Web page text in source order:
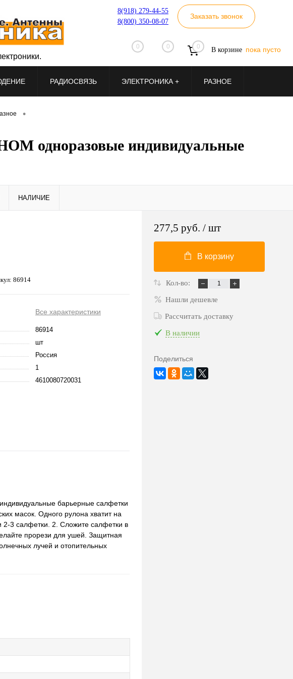
8(918) 279-44-55
8(800) 350-08-07
Заказать звонок
0 0 0 В корзине пока пусто
РАДИОСВЯЗЬ ЭЛЕКТРОНИКА + РАЗНОЕ
•
одноразовые индивидуальные
НАЛИЧИЕ
86914
Все характеристики
86914
шт
Россия
1
4610080720031
барьерные салфетки
масок. Одного рулона хватит на
2-3 салфетки. 2. Сложите салфетки в
прорези для ушей. Защитная
лучей и отопительных
277,5 руб. / шт
В корзину
Кол-во:
Нашли дешевле
Рассчитать доставку
В наличии
Поделиться